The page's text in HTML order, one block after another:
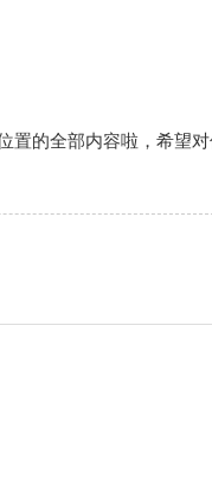
置的全部内容啦，希望对